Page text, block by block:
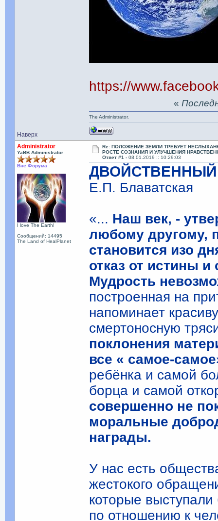
https://
Наверх
«
The Administrator.
Administrator
YaBB Administrator
Вне Форума
I love The Earth!
Сообщений: 14495
The Land of HealPlanet
Re: ПОЛОЖЕНИЕ ЗЕМЛИ ТРЕБУЕТ
РОСТЕ СОЗНАНИЯ И УЛУЧШЕНИЯ
Ответ #1 -08.01.2019 :: 10:29:03
ДВОЙСТВЕННЫЙ
Е.П. Блаватская
«... Наш век, -
любому другому,
становится изо
отказ от истины
Мудрость
построенная на
напоминает
смертоносную
поклонения
все « самое-
ребёнка и самой
борца и самой
совершенно не
моральные
награды.
У нас есть
жестокого
которые
по отношению к